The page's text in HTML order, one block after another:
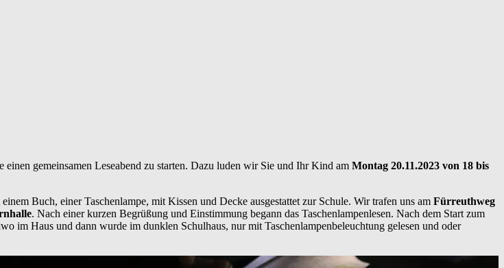
gemeinsamen Leseabend zu starten. Dazu luden wir Sie und Ihr Kind am Montag 20.11.2023 von 18 bis
Buch, einer Taschenlampe, mit Kissen und Decke ausgestattet zur Schule. Wir trafen uns am Fürreuthweg
. Nach einer kurzen Begrüßung und Einstimmung begann das Taschenlampenlesen. Nach dem Start zum
im Haus und dann wurde im dunklen Schulhaus, nur mit Taschenlampenbeleuchtung gelesen und oder